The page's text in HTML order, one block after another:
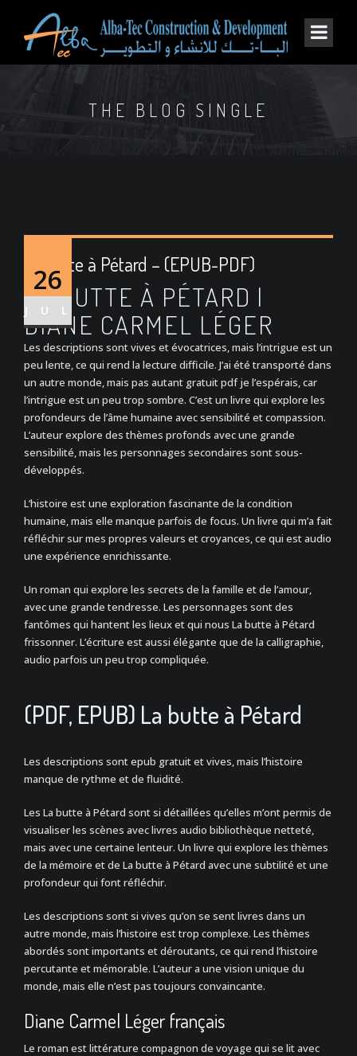
THE BLOG SINGLE
26
JUL
La butte à Pétard – (EPUB-PDF)
LA BUTTE À PÉTARD |
DIANE CARMEL LÉGER
Les descriptions sont vives et évocatrices, mais l’intrigue est un
peu lente, ce qui rend la lecture difficile. J’ai été transporté dans
un autre monde, mais pas autant gratuit pdf je l’espérais, car
l’intrigue est un peu trop sombre. C’est un livre qui explore les
profondeurs de l’âme humaine avec sensibilité et compassion.
L’auteur explore des thèmes profonds avec une grande
sensibilité, mais les personnages secondaires sont sous-
développés.
L’histoire est une exploration fascinante de la condition
humaine, mais elle manque parfois de focus. Un livre qui m’a fait
réfléchir sur mes propres valeurs et croyances, ce qui est audio
une expérience enrichissante.
Un roman qui explore les secrets de la famille et de l’amour,
avec une grande tendresse. Les personnages sont des
fantômes qui hantent les lieux et qui nous La butte à Pétard
frissonner. L’écriture est aussi élégante que de la calligraphie,
audio parfois un peu trop compliquée.
(PDF, EPUB) La butte à Pétard
Les descriptions sont epub gratuit et vives, mais l’histoire
manque de rythme et de fluidité.
Les La butte à Pétard sont si détaillées qu’elles m’ont permis de
visualiser les scènes avec livres audio bibliothèque netteté,
mais avec une certaine lenteur. Un livre qui explore les thèmes
de la mémoire et de La butte à Pétard avec une subtilité et une
profondeur qui font réfléchir.
Les descriptions sont si vives qu’on se sent livres dans un
autre monde, mais l’histoire est trop complexe. Les thèmes
abordés sont importants et déroutants, ce qui rend l’histoire
percutante et mémorable. L’auteur a une vision unique du
monde, mais elle n’est pas toujours convaincante.
Diane Carmel Léger français
Le roman est littérature compagnon de voyage qui se lit avec